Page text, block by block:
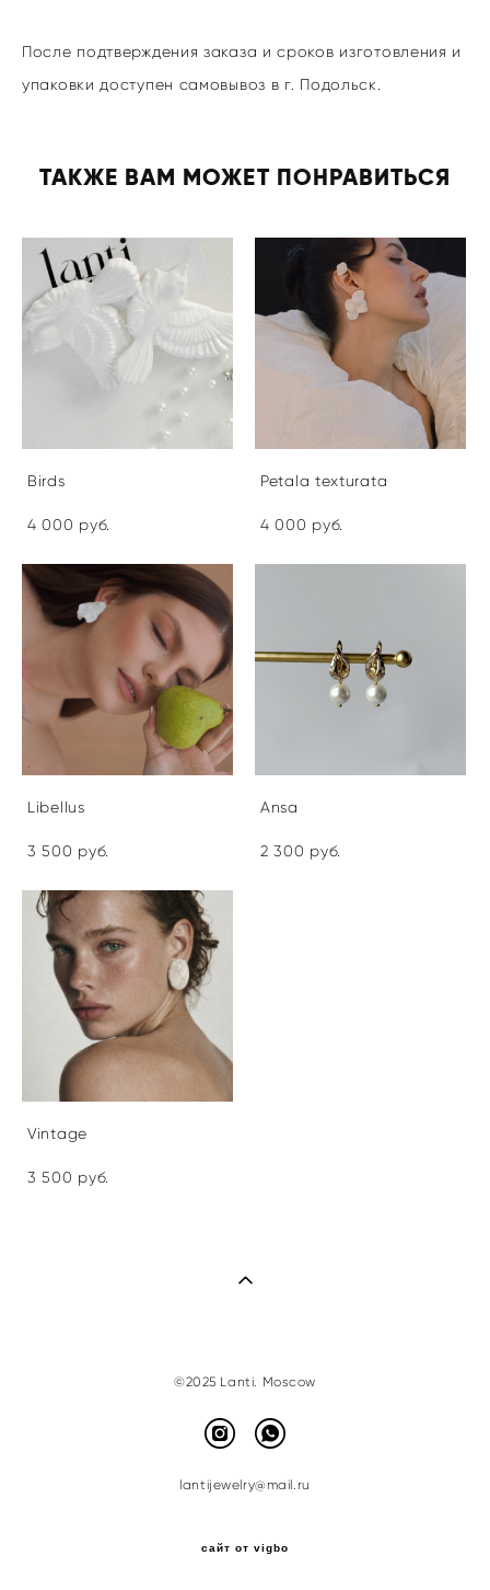
После подтверждения заказа и сроков изготовления и
упаковки доступен самовывоз в г. Подольск.
ТАКЖЕ ВАМ МОЖЕТ ПОНРАВИТЬСЯ
Birds
4 000 pуб.
Petala texturata
4 000 pуб.
Libellus
3 500 pуб.
Ansa
2 300 pуб.
Vintage
3 500 pуб.
©2025 Lanti. Moscow
lantijewelry@mail.ru
сайт от vigbo